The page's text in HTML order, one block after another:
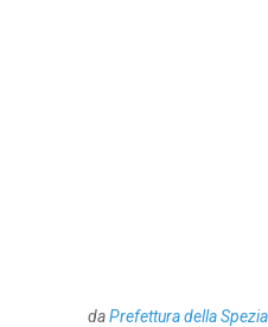
daPrefettura della Spezia